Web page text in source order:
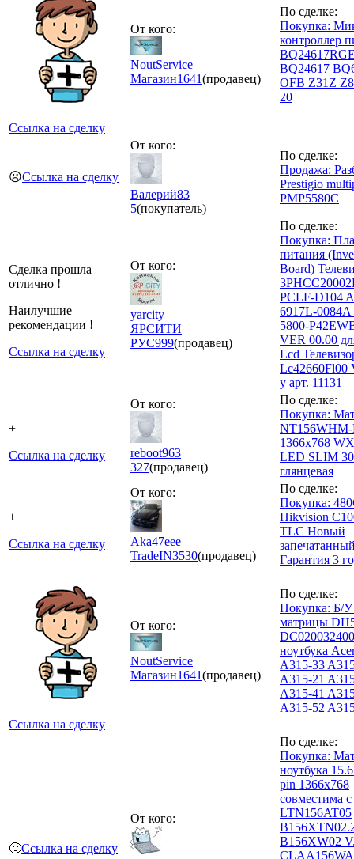
Ссылка на сделку
От кого:
NoutService
Магазин1641(продавец)
По сделке:
Покупка:
контроллер
BQ24617
OFB Z31Z
20
☹️Ссылка на сделку
От кого:
Валерий83
5(покупатель)
По сделке:
Продажа:
Prestigio
PMP5580C
Сделка прошла
отлично !
Наилучшие
рекомендации !
Ссылка на сделку
От кого:
yarcity
ЯРСИТИ
РУС999(продавец)
По сделке:
Покупка:
питания
Board)
PCLF-D104
6917L-0084A
5800-
VER 00.00
Lcd
Lc42660Fl00
у арт. 11131
+
Ссылка на сделку
От кого:
reboot963
327(продавец)
По сделке:
Покупка:
1366x768
LED SLIM
глянцевая
+
Ссылка на сделку
От кого:
Aka47eee
TradeIN3530(продавец)
По сделке:
Покупка:
Hikvision
TLC Новый
Гарантия 3
Ссылка на сделку
От кого:
NoutService
Магазин1641(продавец)
По сделке:
Покупка: Б/
матрицы
ноутбука
A315-33
A315-21
A315-41
A315-52
🙂Ссылка на сделку
От кого:
По сделке:
Покупка:
ноутбука
pin 1366х768
совместима с
LTN156AT05
B156XW02